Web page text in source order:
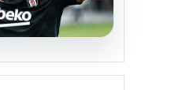
Kralove –